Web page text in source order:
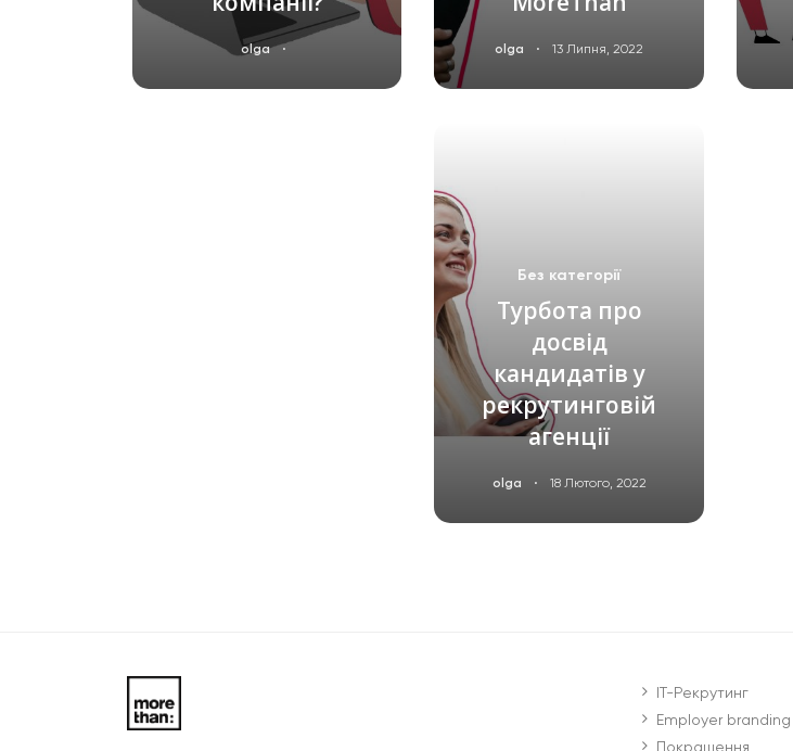
olga · olga · 13 Липня, 2022
Без категорії
Турбота про
досвід
кандидатів у
рекрутинговій
агенції
olga · 18 Лютого, 2022
IT-Рекрутинг
Employer branding
Покращення